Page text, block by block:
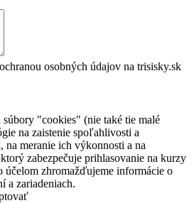
osobných údajov na trisisky.sk
"cookies" (nie také tie malé
na zaistenie spoľahlivosti a
na meranie ich výkonnosti a na
zabezpečuje prihlasovanie na kurzy
účelom zhromažďujeme informácie o
a zariadeniach.